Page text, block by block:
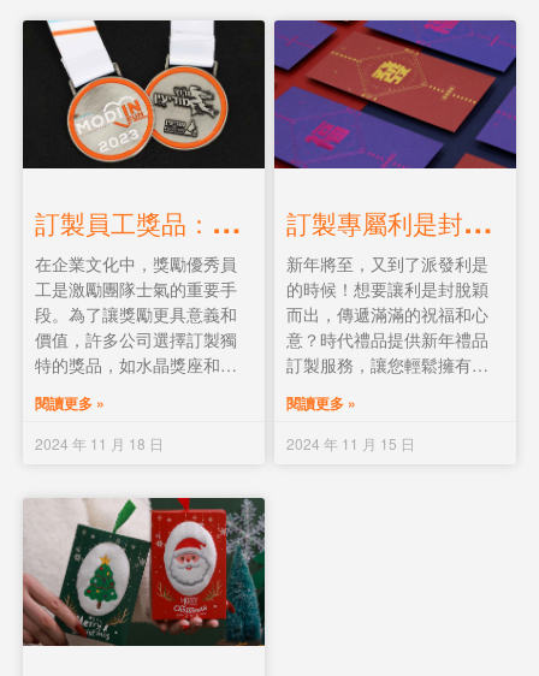
袋和盒子越來越具設計感和
功能性，從簡單的實用工
具，到能夠展現個性和風格
的時尚小物，這些小物件不
再僅僅是清潔用品，更是日
常生活中不可忽視的一部
訂
製員工獎品：打造獨一無二的榮譽象徵
在企業文化中，獎勵優秀員
工是激勵團隊士氣的重要手
段。為了讓獎勵更具意義和
價值，許多公司選擇訂製獨
特的獎品，如水晶獎座和獎
員工的成就，還能成為他們
職業生涯中的珍貴回憶。本
您打造出獨一無二的榮譽象
閱讀更多 »
2024 年 11 月 18 日
訂
製專屬利是封，傳遞滿滿祝福！
新年將至，又到了派發利是
的時候！想要讓利是封脫穎
而出，傳遞滿滿的祝福和心
意？時代禮品提供新年禮品
訂製服務，讓您輕鬆擁有獨
為新年不可或缺的元素，其
材質的選擇不僅影響著外觀
閱讀更多 »
2024 年 11 月 15 日